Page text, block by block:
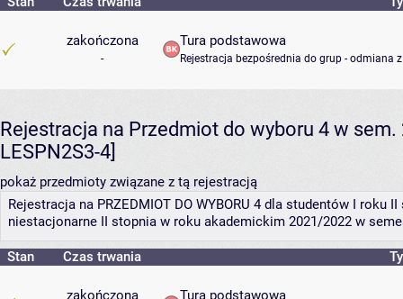
zakończona
-
Tura podstawowa
Rejestracja bezpośrednia do grup - odmiana
Rejestracja na Przedmiot do wyboru 4 w
LESPN2S3-4]
pokaż przedmioty związane z tą rejestracją
Rejestracja na PRZEDMIOT DO WYBORU 4 dla studentów I
niestacjonarne II stopnia w roku akademickim 2021/2022 w
Stan Czas trwania
zakończona Tura podstawowa